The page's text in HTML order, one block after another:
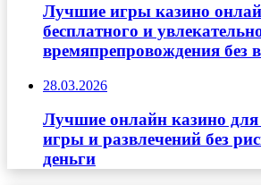
Лучшие игры казино
бесплатного и
времяпрепровождения без
28.03.2026
Лучшие онлайн казино для
игры и развлечений без
деньги